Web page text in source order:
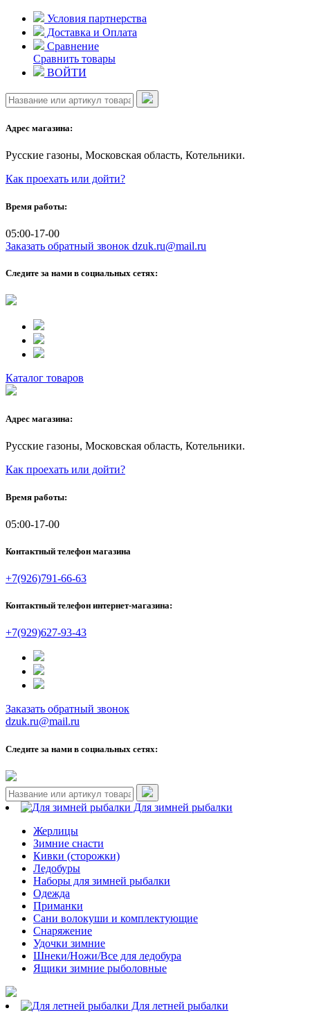
Skip
content
Условия партнерства
Доставка и Оплата
Сравнение
Сравнить товары
ВОЙТИ
Адрес магазина:
Русские газоны, Московская область, Котельники.
Как проехать или дойти?
Время работы:
05:00-17-00
Заказать обратный звонок dzuk.ru@mail.ru
Следите за нами в социальных сетях:
Каталог товаров
Адрес магазина:
Русские газоны, Московская область, Котельники.
Как проехать или дойти?
Время работы:
05:00-17-00
Контактный телефон магазина
+7(926)791-66-63
Контактный телефон интернет-магазина:
+7(929)627-93-43
Заказать обратный звонок
dzuk.ru@mail.ru
Следите за нами в социальных сетях:
Для зимней рыбалки
Жерлицы
Зимние снасти
Кивки (сторожки)
Ледобуры
Наборы для зимней рыбалки
Одежда
Приманки
Сани волокуши и комплектующие
Снаряжение
Удочки зимние
Шнеки/Ножи/Все для ледобура
Ящики зимние рыболовные
Для летней рыбалки